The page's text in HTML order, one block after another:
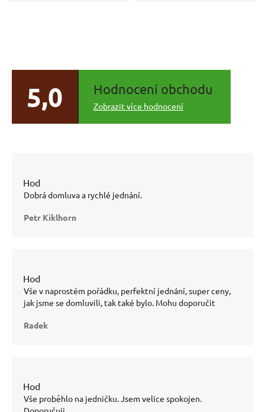
5,0 Hodnocení obchodu
Zobrazit více hodnocení
Hodnocení
obchodu
z 5
Petr Kiklhorn
Dobrá domluva a rychlé jednání.
Hodnocení
obchodu
je 5
hvězdiček.
Radek
Vše v naprostém pořádku, perfektní jednání, super ceny,
jak jsme se domluvili, tak také bylo. Mohu doporučit
Hodnocení
obchodu
Vše proběhlo na jedničku. Jsem velice spokojen.